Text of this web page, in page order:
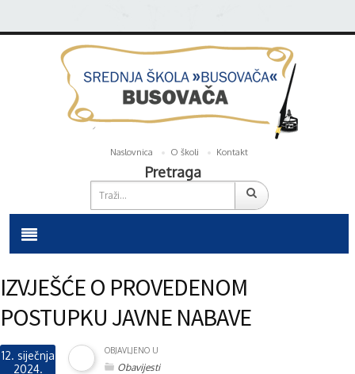
Naslovnica O školi Kontakt
Pretraga
IZVJEŠĆE O PROVEDENOM
POSTUPKU JAVNE NABAVE
12. siječnja
2024.
OBJAVLJENO U
Obavijesti